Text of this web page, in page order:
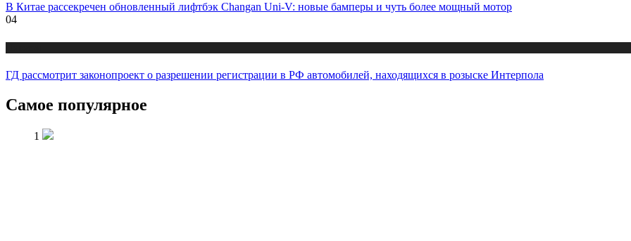
В Китае рассекречен обновленный лифтбэк Changan Uni-V: новые бамперы и чуть более мощный мотор
04
ГД рассмотрит законопроект о разрешении регистрации в РФ автомобилей, находящихся в розыске Интерпола
Самое популярное
1